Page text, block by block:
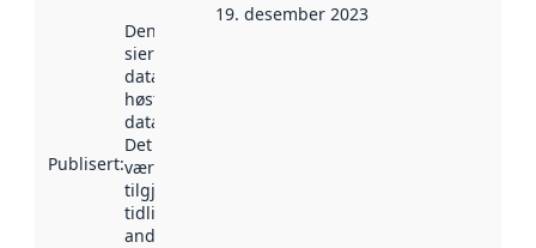
Publisert:
Denne datoen
sier når
datasettet ble
høstet av
data.norge.no.
Det kan ha
vært
tilgjengelig
tidligere
andre steder.
19. desember 2023